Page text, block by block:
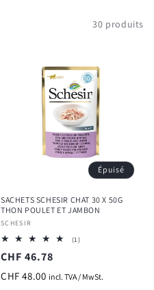
30 produits
Épuisé
SACHETS SCHESIR CHAT 30 X 50G
THON POULET ET JAMBON
Fournisseur :
SCHESIR
(1)1
Prix
habituel
CHF 46.78
CHF 48.00 incl. TVA / MwSt.